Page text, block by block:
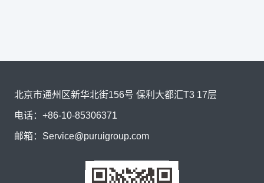
北京市通州区新华北街156号 保利大都汇T3 17层
电话： +86-10-85306371
邮箱： Service@puruigroup.com